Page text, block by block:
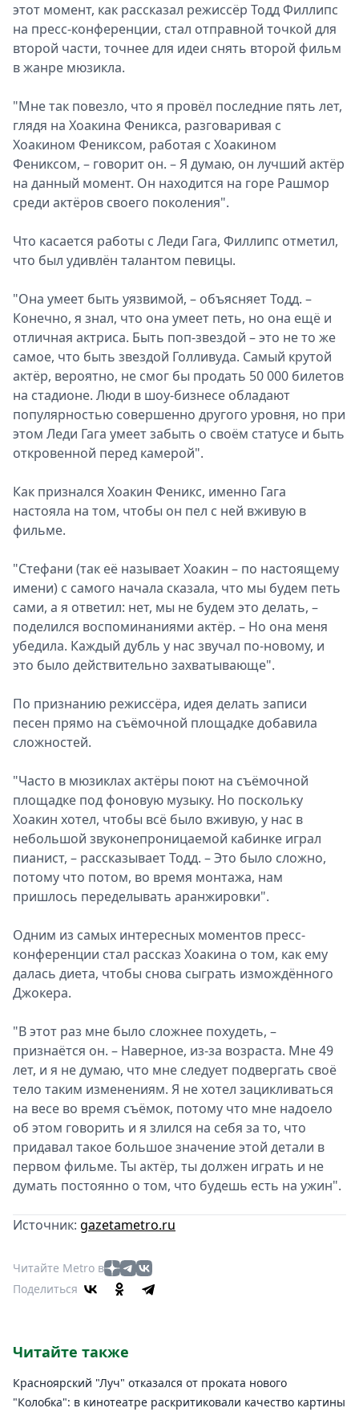
этот момент, как рассказал режиссёр Тодд Филлипс
на пресс-конференции, стал отправной точкой для
второй части, точнее для идеи снять второй фильм
в жанре мюзикла.
"Мне так повезло, что я провёл последние пять лет,
глядя на Хоакина Феникса, разговаривая с
Хоакином Фениксом, работая с Хоакином
Фениксом, – говорит он. – Я думаю, он лучший актёр
на данный момент. Он находится на горе Рашмор
среди актёров своего поколения".
Что касается работы с Леди Гага, Филлипс отметил,
что был удивлён ​​талантом певицы.
"Она умеет быть уязвимой, – объясняет Тодд. –
Конечно, я знал, что она умеет петь, но она ещё и
отличная актриса. Быть поп-звездой – это не то же
самое, что быть звездой Голливуда. Самый крутой
актёр, вероятно, не смог бы продать 50 000 билетов
на стадионе. Люди в шоу-бизнесе обладают
популярностью совершенно другого уровня, но при
этом Леди Гага умеет забыть о своём статусе и быть
откровенной перед камерой".
Как признался Хоакин Феникс, именно Гага
настояла на том, чтобы он пел с ней вживую в
фильме.
"Стефани (так её называет Хоакин – по настоящему
имени) с самого начала сказала, что мы будем петь
сами, а я ответил: нет, мы не будем это делать, –
поделился воспоминаниями актёр. – Но она меня
убедила. Каждый дубль у нас звучал по-новому, и
это было действительно захватывающе".
По признанию режиссёра, идея делать записи
песен прямо на съёмочной площадке добавила
сложностей.
"Часто в мюзиклах актёры поют на съёмочной
площадке под фоновую музыку. Но поскольку
Хоакин хотел, чтобы всё было вживую, у нас в
небольшой звуконепроницаемой кабинке играл
пианист, – рассказывает Тодд. – Это было сложно,
потому что потом, во время монтажа, нам
пришлось переделывать аранжировки".
Одним из самых интересных моментов пресс-
конференции стал рассказ Хоакина о том, как ему
далась диета, чтобы снова сыграть измождённого
Джокера.
"В этот раз мне было сложнее похудеть, –
признаётся он. – Наверное, из-за возраста. Мне 49
лет, и я не думаю, что мне следует подвергать своё
тело таким изменениям. Я не хотел зацикливаться
на весе во время съёмок, потому что мне надоело
об этом говорить и я злился на себя за то, что
придавал такое большое значение этой детали в
первом фильме. Ты актёр, ты должен играть и не
думать постоянно о том, что будешь есть на ужин".
Источник: gazetametro.ru
Читайте Metro в
Поделиться
Читайте также
Красноярский "Луч" отказался от проката нового
"Колобка": в кинотеатре раскритиковали качество картины